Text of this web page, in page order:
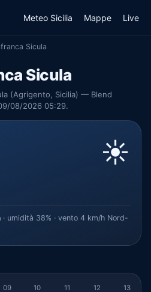
Meteo Sicilia Mappe Live
Sicula
Sicula
(Agrigento, Sicilia) — Blend
08/2026 05:29.
☀️
· umidità 38% · vento 4 km/h Nord-
09 10 11 12 13